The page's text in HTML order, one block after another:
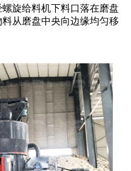
旋给料机下料口落在磨盘
从磨盘中央向边缘均匀移